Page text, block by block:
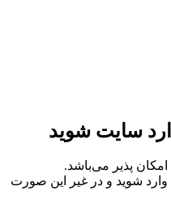
سایت شوید
پذیر می‌باشد.
شوید و در غیر این صورت